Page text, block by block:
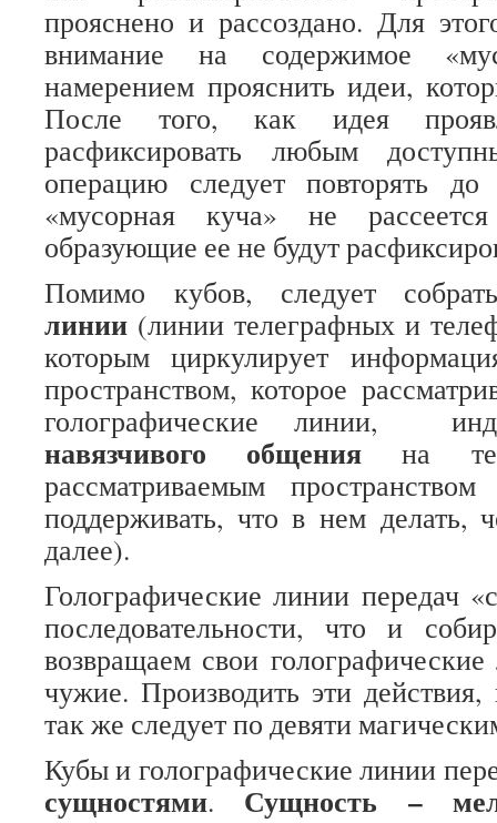
прояснено и рассоздано. Для
внимание на содержимое
намерением прояснить идеи,
После того, как идея
расфиксировать любым
операцию следует повторять
«мусорная куча» не
образующие ее не будут
Помимо кубов, следует
линии (линии телеграфных и
которым циркулирует
пространством, которое
голографические линии,
навязчивого общения на
рассматриваемым
поддерживать, что в нем делать,
далее).
Голографические линии передач
последовательности, что и
возвращаем свои
чужие. Производить эти
так же следует по девяти
Кубы и голографические линии
сущностями. Сущность –